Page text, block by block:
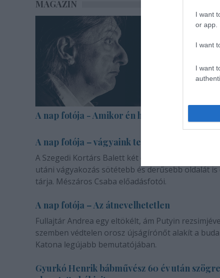
I want
or app.
I want
I want
MAGAZIN
A nap fotója - Amikor én halott voltam
A nap fotója – vágyaink természetéről
A Szegedi Kortárs Balett két darabja a másik ember
utáni vágyakozás sötétebb és derűsebb oldalát is
tárja. Mészáros Csaba előadásfotói.
A nap fotója – Az átnevelhetetlen
Fullajtár Andrea egy eltökélt, ám Putyin
szemben védtelen orosz újságírónőt alakít a
Katona legújabb bemutatójában.
Gyurkó Henrik bábművész 60 év után szögre